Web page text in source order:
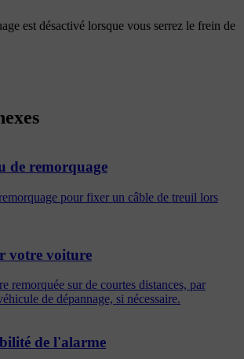
est désactivé lorsque vous serrez le frein de
de remorquage
pour fixer un câble de treuil lors
votre voiture
remorquée sur de courtes distances, par
de dépannage, si nécessaire.
de l'alarme